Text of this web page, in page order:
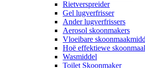
Rietverspreider
Gel lugverfrisser
Ander lugverfrissers
Aerosol skoonmakers
Vloeibare
Hoë effektiewe
Wasmiddel
Toilet Skoonmaker